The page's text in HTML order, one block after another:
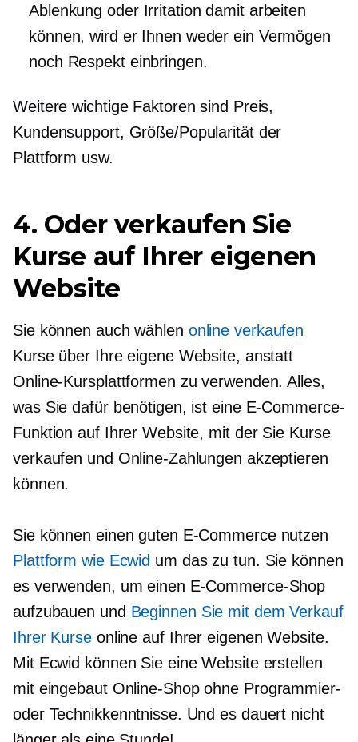
Ablenkung oder Irritation damit arbeiten
können, wird er Ihnen weder ein Vermögen
noch Respekt einbringen.
Weitere wichtige Faktoren sind Preis,
Kundensupport, Größe/Popularität der
Plattform usw.
4. Oder verkaufen Sie
Kurse auf Ihrer eigenen
Website
Sie können auch wählen online verkaufen
Kurse über Ihre eigene Website, anstatt
Online-Kursplattformen zu verwenden. Alles,
was Sie dafür benötigen, ist eine E-Commerce-
Funktion auf Ihrer Website, mit der Sie Kurse
verkaufen und Online-Zahlungen akzeptieren
können.
Sie können einen guten E-Commerce nutzen
Plattform wie Ecwid um das zu tun. Sie können
es verwenden, um einen E-Commerce-Shop
aufzubauen und Beginnen Sie mit dem Verkauf
Ihrer Kurseonline auf Ihrer eigenen Website.
Mit Ecwid können Sie eine Website erstellen
mit eingebautOnline-Shop ohne Programmier-
oder Technikkenntnisse. Und es dauert nicht